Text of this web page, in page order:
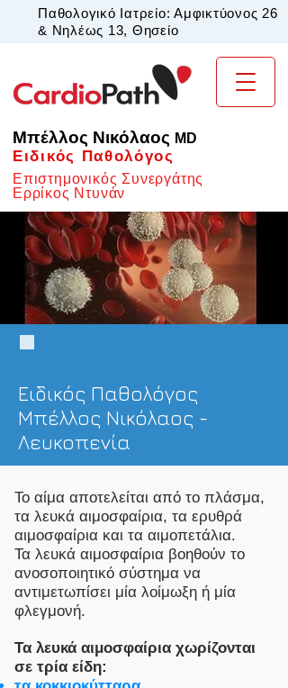
Παθολογικό Ιατρείο: Αμφικτύονος 26
& Νηλέως 13, Θησείο
Μπέλλος Νικόλαος MD
Ειδικός Παθολόγος
Επιστημονικός Συνεργάτης
Ερρίκος Ντυνάν
Ειδικός Παθολόγος
Μπέλλος Νικόλαος -
Λευκοπενία
Το αίμα αποτελείται από το πλάσμα,
τα λευκά αιμοσφαίρια, τα ερυθρά
αιμοσφαίρια και τα αιμοπετάλια.
Τα λευκά αιμοσφαίρια βοηθούν το
ανοσοποιητικό σύστημα να
αντιμετωπίσει μία λοίμωξη ή μία
φλεγμονή.
Τα λευκά αιμοσφαίρια χωρίζονται
σε τρία είδη: